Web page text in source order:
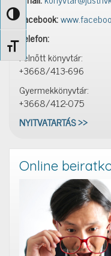
Nagy kontraszt váltása
Betűméret váltása
Facebook:
Telefon:
Felnőtt könyvtár:
+3668/413-696
Gyermekkönyvtár:
+3668/412-075
NYITVATARTÁS >>
Online